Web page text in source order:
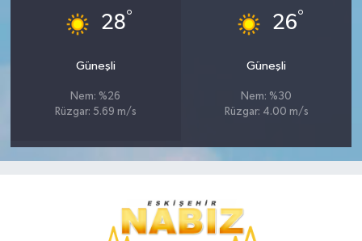
28°
Güneşli
Nem: %26
Rüzgar: 5.69 m/s
26°
Güneşli
Nem: %30
Rüzgar: 4.00 m/s